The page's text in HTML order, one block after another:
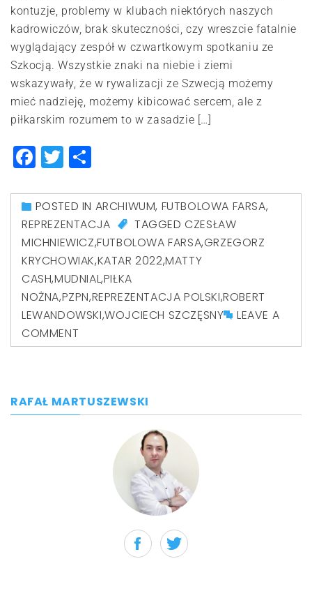
kontuzje, problemy w klubach niektórych naszych
kadrowiczów, brak skuteczności, czy wreszcie fatalnie
wyglądający zespół w czwartkowym spotkaniu ze
Szkocją. Wszystkie znaki na niebie i ziemi
wskazywały, że w rywalizacji ze Szwecją możemy
mieć nadzieję, możemy kibicować sercem, ale z
piłkarskim rozumem to w zasadzie […]
Facebook
Twitter
POSTED IN ARCHIWUM, FUTBOLOWA FARSA,
REPREZENTACJA
TAGGEDCZESŁAW
MICHNIEWICZ,FUTBOLOWA FARSA,GRZEGORZ
KRYCHOWIAK,KATAR 2022,MATTY
CASH,MUDNIAL,PIŁKA
NOŻNA,PZPN,REPREZENTACJA POLSKI,ROBERT
LEWANDOWSKI,WOJCIECH SZCZĘSNY
LEAVE A
COMMENT
RAFAŁ MARTUSZEWSKI